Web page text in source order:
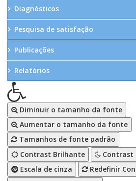
Diagnósticos
Pesquisa de satisfação
Publicações
Relatórios
Diminuir o tamanho da fonte
Aumentar o tamanho da fonte
Tamanhos de fonte padrão
Contrast Brilhante
Contrast
Escala de cinza
Redefinir